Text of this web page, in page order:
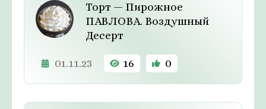
Торт — Пирожное
ПАВЛОВА. Воздушный
Десерт
01.11.23 16 0